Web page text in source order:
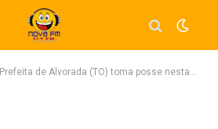
Prefeita de Alvorada (TO) toma posse nesta quarta (1º); veja lista de vereadores eleitos